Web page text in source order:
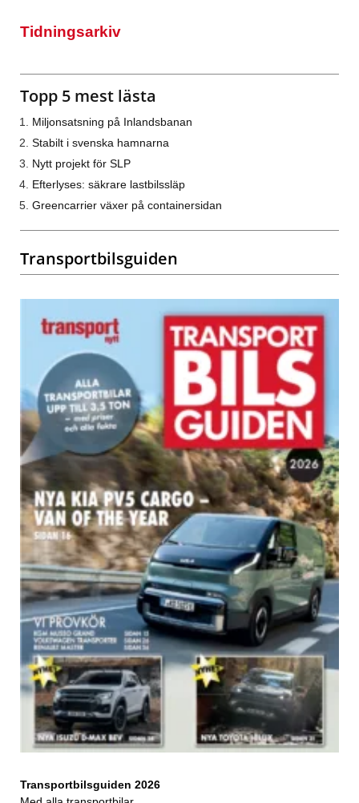
Tidningsarkiv
Topp 5 mest lästa
Miljonsatsning på Inlandsbanan
Stabilt i svenska hamnarna
Nytt projekt för SLP
Efterlyses: säkrare lastbilssläp
Greencarrier växer på containersidan
Transportbilsguiden
Transportbilsguiden 2026